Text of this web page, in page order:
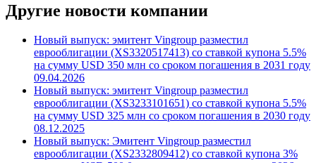
Другие новости компании
Новый выпуск: эмитент Vingroup разместил
еврооблигации (XS3320517413) со ставкой купона 5.5%
на сумму USD 350 млн со сроком погашения в 2031 году
09.04.2026
Новый выпуск: эмитент Vingroup разместил
еврооблигации (XS3233101651) со ставкой купона 5.5%
на сумму USD 325 млн со сроком погашения в 2030 году
08.12.2025
Новый выпуск: Эмитент Vingroup разместил
еврооблигации (XS2332809412) со ставкой купона 3%